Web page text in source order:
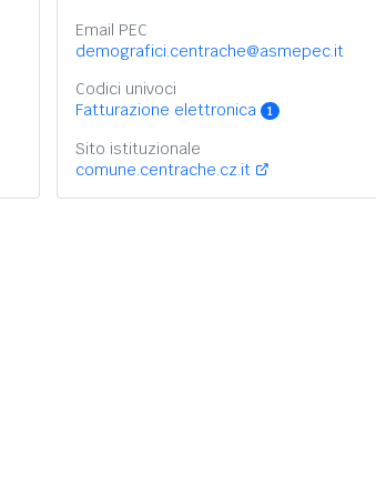
Email PEC
demografici.centrache@asmepec.it
Codici univoci
Fatturazione elettronica
1
Sito istituzionale
comune.centrache.cz.it